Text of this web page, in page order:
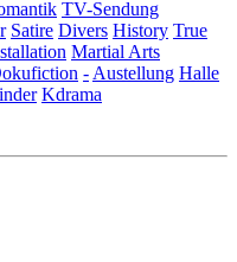
TV-Sendung
Satire Divers History True
Martial Arts
-Austellung Halle
Kdrama